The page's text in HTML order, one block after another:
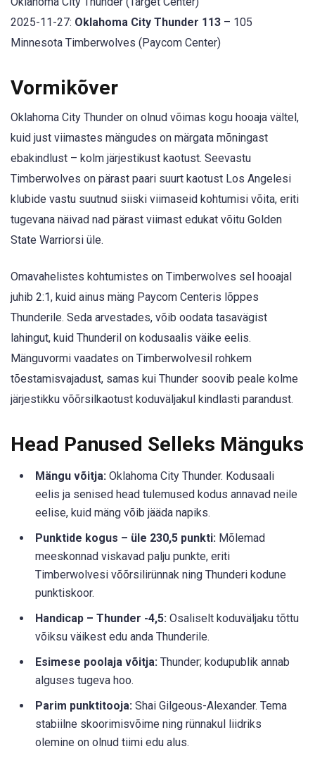
2025-11-27: Oklahoma City Thunder 113 – 105
Minnesota Timberwolves (Paycom Center)
Vormikõver
Oklahoma City Thunder on olnud võimas kogu hooaja vältel,
kuid just viimastes mängudes on märgata mõningast
ebakindlust – kolm järjestikust kaotust. Seevastu
Timberwolves on pärast paari suurt kaotust Los Angelesi
klubide vastu suutnud siiski viimaseid kohtumisi võita, eriti
tugevana näivad nad pärast viimast edukat võitu Golden
State Warriorsi üle.
Omavahelistes kohtumistes on Timberwolves sel hooajal
juhib 2:1, kuid ainus mäng Paycom Centeris lõppes
Thunderile. Seda arvestades, võib oodata tasavägist
lahingut, kuid Thunderil on kodusaalis väike eelis.
Mänguvormi vaadates on Timberwolvesil rohkem
tõestamisvajadust, samas kui Thunder soovib peale kolme
järjestikku võõrsilkaotust koduväljakul kindlasti parandust.
Head Panused Selleks Mänguks
Mängu võitja: Oklahoma City Thunder. Kodusaali
eelis ja senised head tulemused kodus annavad neile
eelise, kuid mäng võib jääda napiks.
Punktide kogus – üle 230,5 punkti: Mõlemad
meeskonnad viskavad palju punkte, eriti
Timberwolvesi võõrsilirünnak ning Thunderi kodune
punktiskoor.
Handicap – Thunder -4,5: Osaliselt koduväljaku tõttu
võiksu väikest edu anda Thunderile.
Esimese poolaja võitja: Thunder; kodupublik annab
alguses tugeva hoo.
Parim punktitooja: Shai Gilgeous-Alexander. Tema
stabiilne skoorimisvõime ning rünnakul liidriks
olemine on olnud tiimi edu alus.